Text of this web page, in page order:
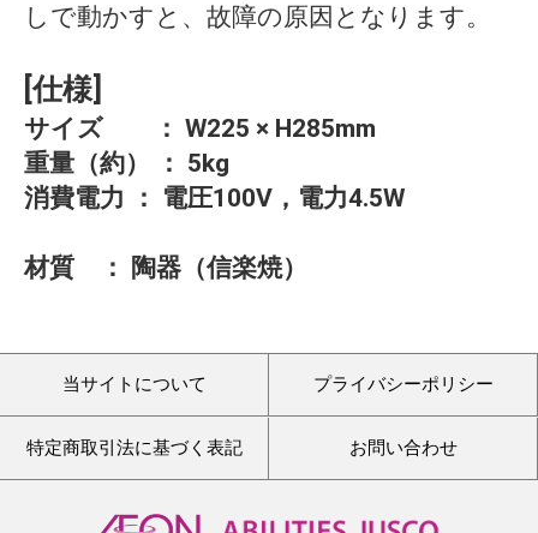
しで動かすと、故障の原因となります。
[仕様]
サイズ ： W225 × H285mm
重量（約） ： 5kg
消費電力 ： 電圧100V，電力4.5W
材質 ： 陶器（信楽焼）
当サイトについて プライバシーポリシー
特定商取引法に基づく表記 お問い合わせ